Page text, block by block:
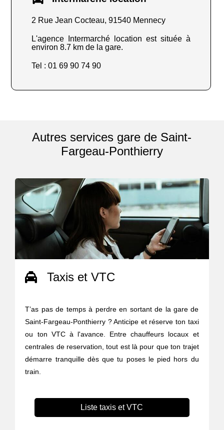
2 Rue Jean Cocteau, 91540 Mennecy
L'agence Intermarché location est située à
environ 8.7 km de la gare.
Tel : 01 69 90 74 90
Autres services gare de Saint-
Fargeau-Ponthierry
Taxis et VTC
T’as pas de temps à perdre en sortant de la gare de
Saint-Fargeau-Ponthierry ? Anticipe et réserve ton taxi
ou ton VTC à l'avance. Entre chauffeurs locaux et
centrales de reservation, tout est là pour que ton trajet
démarre tranquille dès que tu poses le pied hors du
train.
Liste taxis et VTC